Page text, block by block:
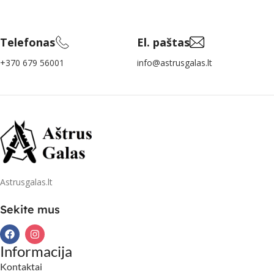
Telefonas
+370 679 56001
El. paštas
info@astrusgalas.lt
Astrusgalas.lt
Sekite mus
Informacija
Kontaktai